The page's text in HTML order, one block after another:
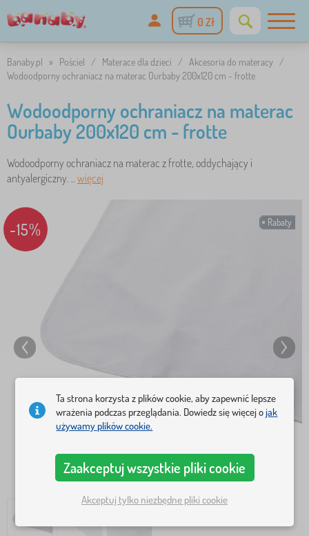
0 Zł
Banaby.pl » Pościel / Materace dla dzieci / Akcesoria do materacy /
Wodoodporny ochraniacz na materac Ourbaby 200x120 cm - frotte
Wodoodporny ochraniacz na materac
Ourbaby 200x120 cm - frotte
Wodoodporny ochraniacz na materac z frotte, oddychający i
antyalergiczny. .. więcej
Rabaty
-15%
Ta strona korzysta z plików cookie, aby zapewnić lepsze
wrażenia podczas przeglądania. Dowiedz się więcej ojak
używamy plików cookie.
Zaakceptuj wszystkie pliki cookie
Akceptuj tylko niezbędne pliki cookie